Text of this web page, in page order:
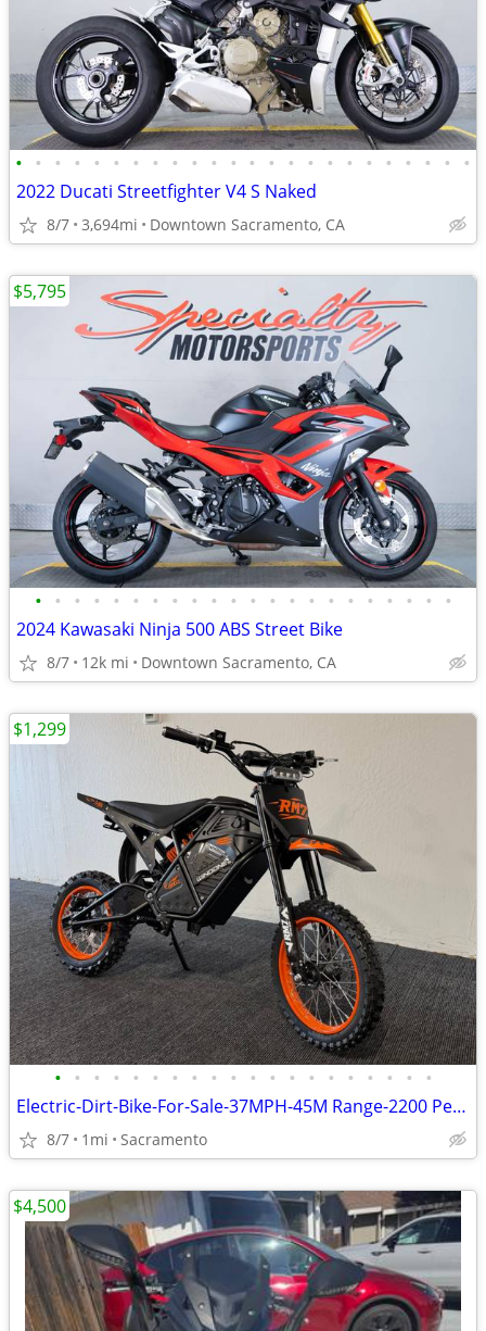
• • • • • • • • • • • • • • • • • • • • • • • •
2022 Ducati Streetfighter V4 S Naked
8/7 3,694mi Downtown Sacramento, CA
• • • • • • • • • • • • • • • • • • • • • •
2024 Kawasaki Ninja 500 ABS Street Bike
8/7 12k mi Downtown Sacramento, CA
$5,795
• • • • • • • • • • • • • • • • • • • •
Electric-Dirt-Bike-For-Sale-37MPH-45M Range-2200 Peak Motor Power!
8/7 1mi Sacramento
$1,299
$4,500